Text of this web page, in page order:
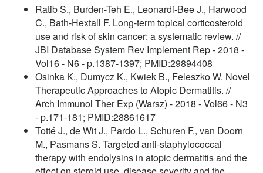
Ratib S., Burden-Teh E., Leonardi-Bee J., Harwood
C., Bath-Hextall F. Long-term topical corticosteroid
use and risk of skin cancer: a systematic review. //
JBI Database System Rev Implement Rep - 2018 -
Vol16 - N6 - p.1387-1397; PMID:29894408
Osinka K., Dumycz K., Kwiek B., Feleszko W. Novel
Therapeutic Approaches to Atopic Dermatitis. //
Arch Immunol Ther Exp (Warsz) - 2018 - Vol66 - N3
- p.171-181; PMID:28861617
Totté J., de Wit J., Pardo L., Schuren F., van Doorn
M., Pasmans S. Targeted anti-staphylococcal
therapy with endolysins in atopic dermatitis and the